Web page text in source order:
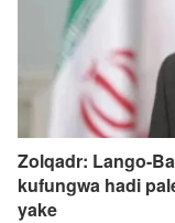
Zolqadr: Lango-
kufungwa hadi
yake